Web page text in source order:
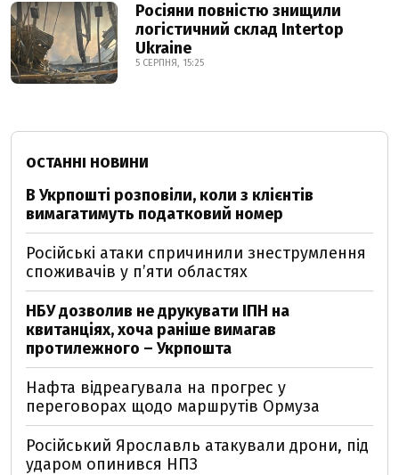
Росіяни повністю знищили
логістичний склад Intertop
Ukraine
5 СЕРПНЯ, 15:25
ОСТАННІ НОВИНИ
В Укрпошті розповіли, коли з клієнтів
вимагатимуть податковий номер
Російські атаки спричинили знеструмлення
споживачів у п’яти областях
НБУ дозволив не друкувати ІПН на
квитанціях, хоча раніше вимагав
протилежного – Укрпошта
Нафта відреагувала на прогрес у
переговорах щодо маршрутів Ормуза
Російський Ярославль атакували дрони, під
ударом опинився НПЗ